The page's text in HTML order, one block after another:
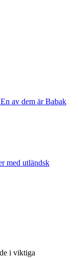
av dem är Babak
med utländsk
i viktiga